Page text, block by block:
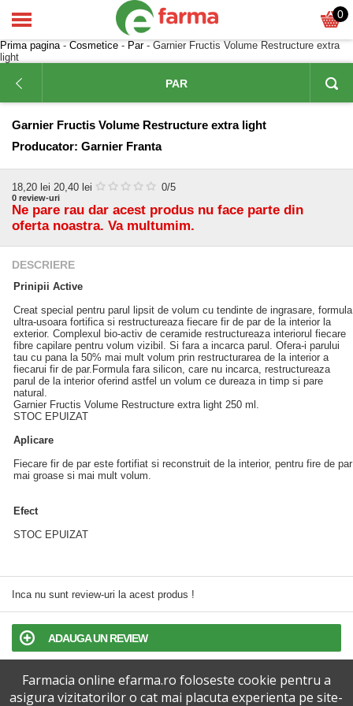
0
Prima pagina- Cosmetice - Par- Garnier Fructis Volume Restructure extra
light
PAR
Garnier Fructis Volume Restructure extra light
Producator: Garnier Franta
18,20 lei 20,40 lei 0/5
0 review-uri
Ne pare rau dar acest produs nu face parte din
oferta noastra. Va multumim.
DESCRIERE
Prinipii Active
Creat special pentru parul lipsit de volum cu tendinte de ingrasare, formula
ultra-usoara fortifica si restructureaza fiecare fir de par de la interior la
exterior. Complexul bio-activ de ceramide restructureaza interiorul fiecare
fibre capilare pentru volum vizibil. Si fara a incarca parul. Ofera-i parului
tau cu pana la 50% mai mult volum prin restructurarea de la interior a
fiecarui fir de par.Formula fara silicon, care nu incarca, restructureaza
parul de la interior oferind astfel un volum ce dureaza in timp si pare
natural.
Garnier Fructis Volume Restructure extra light 250 ml.
STOC EPUIZAT
Aplicare
Fiecare fir de par este fortifiat si reconstruit de la interior, pentru fire de par
mai groase si mai mult volum.
Efect
STOC EPUIZAT
Inca nu sunt review-uri la acest produs !
ADAUGA UN REVIEW
TERMENI SI CONDITII
Farmacia online efarma.ro foloseste cookie pentru a
asigura vizitatorilor o cat mai placuta experienta pe site-